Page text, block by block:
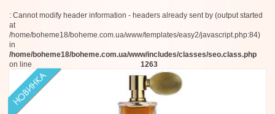
: Cannot modify header information - headers already sent by (output started
at
/home/boheme18/boheme.com.ua/www/templates/easy2/javascript.php:84)
in
/home/boheme18/boheme.com.ua/www/includes/classes/seo.class.php
on line
1263